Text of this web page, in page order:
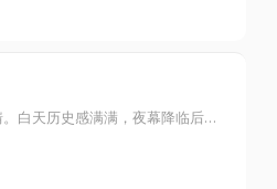
古城浪漫，殖民风情。白天历史感满满，夜幕降临后，柔情的相伴才是最动人的风景。